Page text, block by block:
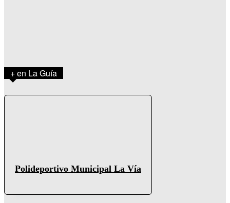
+ en La Guía
Polideportivo Municipal La Vía